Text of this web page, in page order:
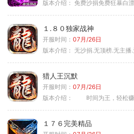
版本介绍： 免费沙捐免费狂暴白
１.８０独家战神
开服时间： 07月/26日
版本介绍： 无沙捐.无顶榜.无主播
猎人王沉默
开服时间： 07月/26日
版本介绍：
时间为王，轻松
１７６完美精品